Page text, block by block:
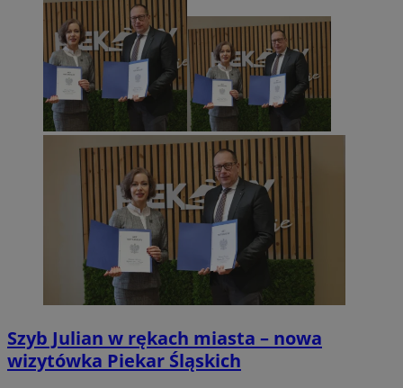
Szyb Julian w rękach miasta – nowa
wizytówka Piekar Śląskich